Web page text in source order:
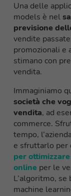
Una delle
models è nel
previsione
vendite
promozionali e
stimano con
vendita.
Immaginiamo
società che
vendita, ad
commerce.
tempo,
e sfruttarlo per
per
online per le
L’algoritmo,
machine